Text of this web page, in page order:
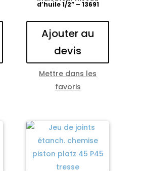
d’huile 1/2” – 13691
Ajouter au
devis
Mettre dans les
favoris